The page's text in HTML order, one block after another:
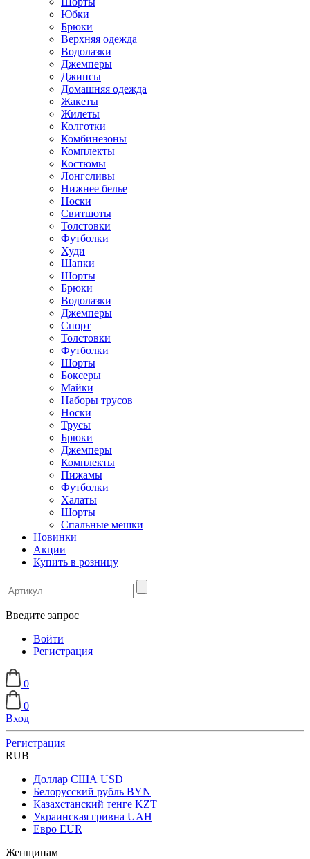
Юбки
Брюки
Верхняя одежда
Водолазки
Джемперы
Джинсы
Домашняя одежда
Жакеты
Жилеты
Колготки
Комбинезоны
Комплекты
Костюмы
Лонгсливы
Нижнее белье
Носки
Свитшоты
Толстовки
Футболки
Худи
Шапки
Шорты
Брюки
Водолазки
Джемперы
Спорт
Толстовки
Футболки
Шорты
Боксеры
Майки
Наборы трусов
Носки
Трусы
Брюки
Джемперы
Комплекты
Пижамы
Футболки
Халаты
Шорты
Спальные мешки
Новинки
Акции
Купить в розницу
Введите запрос
Войти
Регистрация
0
0
Вход
Регистрация
RUB
Доллар США USD
Белорусский рубль BYN
Казахстанский тенге KZT
Украинская гривна UAH
Евро EUR
Женщинам